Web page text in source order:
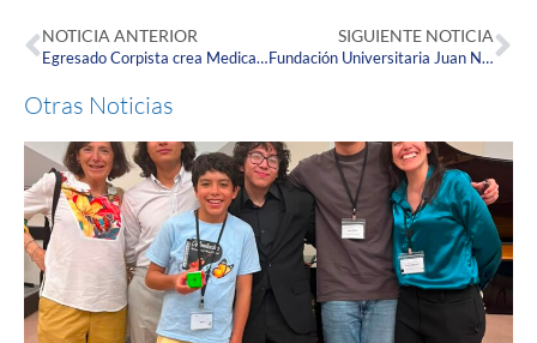
NOTICIA ANTERIOR
Egresado Corpista crea MedicaPP: aplicación especializada en la asistencia médica a domicilio.
SIGUIENTE NOTICIA
Fundación Universitaria Juan N. Corpas: 49 años formando los profesionales que Colombia y el mundo necesitan.
Otras Noticias